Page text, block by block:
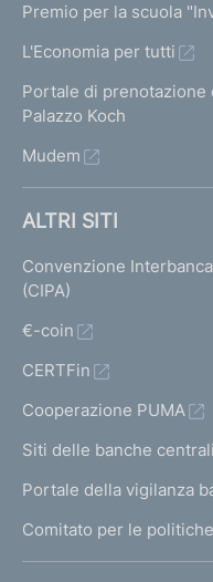
Premio per la scuola
L'Economia per tutti
Portale di
Palazzo Koch
Mudem
ALTRI SITI
Convenzione
(CIPA)
€-coin
CERTFin
Cooperazione PUMA
Siti delle banche centrali
Portale della vigilanza
Comitato per le